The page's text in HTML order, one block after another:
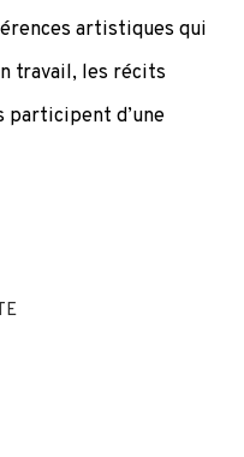
artistiques qui
travail, les récits
participent d’une